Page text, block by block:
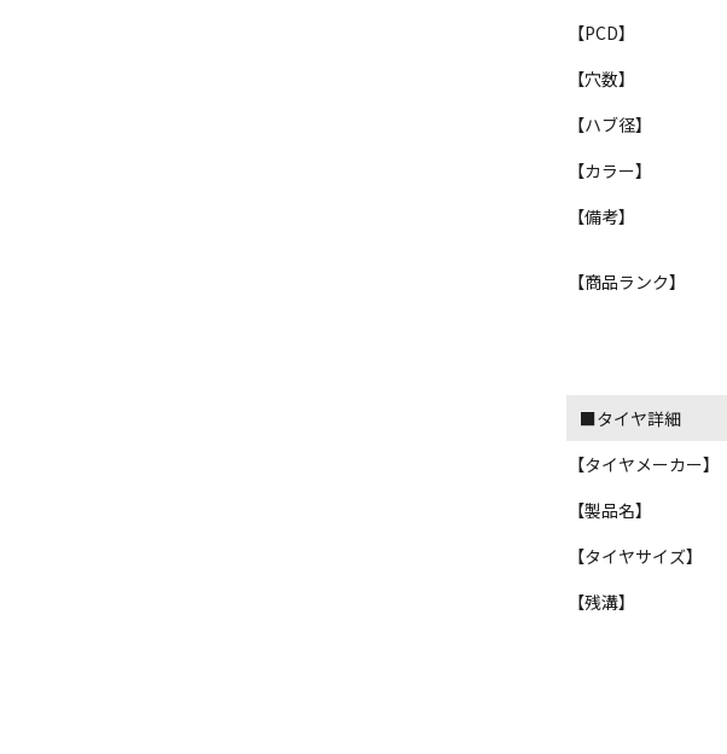
【PCD】
【穴数】
【ハブ径】
【カラー】
【備考】
【商品ランク】
■タイヤ詳細
【タイヤメーカー】
【製品名】
【タイヤサイズ】
【残溝】